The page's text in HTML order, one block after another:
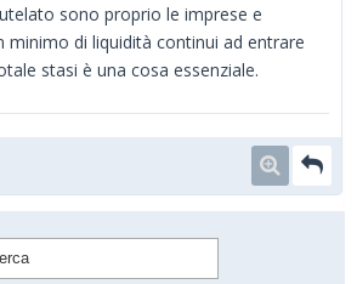
sono proprio le imprese e
minimo di liquidità continui ad entrare
stasi è una cosa essenziale.